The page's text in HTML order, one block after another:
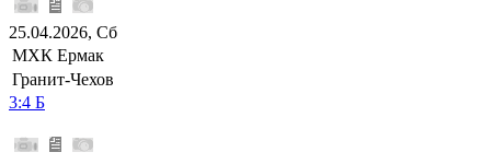
25.04.2026, Сб
МХК Ермак
Гранит-Чехов
3:4 Б